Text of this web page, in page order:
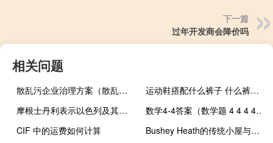
下一篇
过年开发商会降价吗
相关问题
散乱污企业治理方案（散乱污企业）
运动鞋搭配什么裤子 什么裤子适合搭配运动鞋
摩根士丹利表示以色列及其邻国都不是大型石油生产国因此我们认为石油供应面临的短期风险有限
数学4-4答案（数学题 4 4 4 4 4 4 4 4 4 4 4 4 4 4 4 多少的简便算式）
CIF 中的运费如何计算
Bushey Heath的传统小屋与现代室内设计的结合